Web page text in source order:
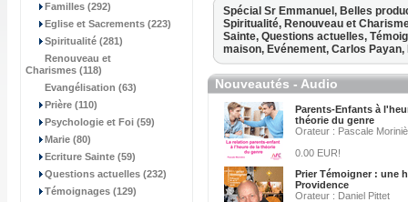
Familles (292)
Eglise et Sacrements (223)
Spiritualité (281)
Renouveau et
Charismes (118)
Evangélisation (63)
Prière (110)
Psychologie et Foi (59)
Marie (80)
Ecriture Sainte (59)
Questions actuelles (232)
Témoignages (129)
Spécial Sr Emmanuel, Belles
Spiritualité, Renouveau et
Sainte, Questions actuelles,
maison, Evénement, Carlos Payan,
Nouveautés - Audio
Parents-Enfants à
théorie du genre
Orateur : Pascale
0.00 EUR!
Prier Témoigner : une
Providence
Orateur : Daniel Pittet